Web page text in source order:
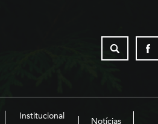
Institucional
Notícias